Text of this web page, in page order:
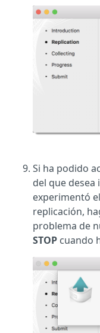
Si ha podido
del que desea
experimentó
replicación,
problema de
STOP cuando